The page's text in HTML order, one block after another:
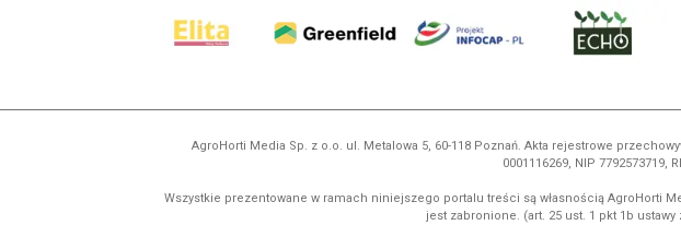
AgroHorti Media Sp. z o.o. ul. Metalowa 5, 60-118 Poznań. Akta rejestrowe
0001116269, NIP 7792573719,
Wszystkie prezentowane w ramach niniejszego portalu treści są własnością AgroHorti
jest zabronione. (art. 25 ust. 1 pkt 1b